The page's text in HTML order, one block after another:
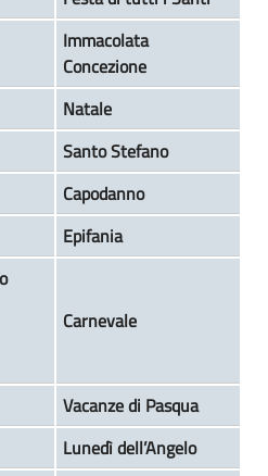
Immacolata
Concezione
Natale
Santo Stefano
Capodanno
Epifania
Carnevale
Vacanze di Pasqua
Lunedì dell’Angelo